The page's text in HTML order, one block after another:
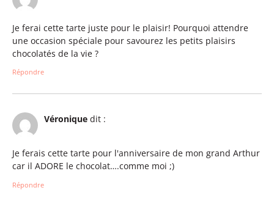
Je ferai cette tarte juste pour le plaisir! Pourquoi attendre
une occasion spéciale pour savourez les petits plaisirs
chocolatés de la vie ?
Répondre
Véronique dit :
Je ferais cette tarte pour l'anniversaire de mon grand Arthur
car il ADORE le chocolat….comme moi ;)
Répondre